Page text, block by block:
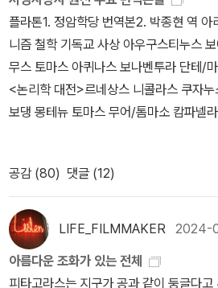
는 문제를 다룬다. 살비아티는 지렛대의
이 방향, 두께 방향, 폭 방향 각각에 추를
이며 그 비율은 얼마인지 살펴보고, 기둥
강도 변화가 어떤 수학적 법칙을 따르는
스로의 무게를 버틸 수 있는 한계 크기를
와, 그 길이를 세 배로 늘였을 때 작은 뼈
역할을 큰 동물의 몸에서 할 수 있도록,
이 그림을 보면, 큰 뼈는 길이와 굵기의 비
을 알 수 있어. ― 본문에서 실험과 수학으로 증명한 물체의 운동 법
칙 「셋째 날 토론」과 「넷째 날 토론」은 물체의 운동에 관한 이야기다.
플라톤1. 정암학당 번역본2. 박종현 역 아리스토텔레스 키케로 헬레
니즘 철학 기독교 사상 아우구스티누스 보에티우스 캔터베리의 안셀
무스 토마스 아퀴나스 보나벤투라 단테/마르실리우스 오캄의 윌리엄,
<논리학 대전>르네상스 니콜라스 쿠자누스마키아벨리 종교개혁 장
보댕 몽테뉴 토마스 무어/톰마소 캄파넬라 리처드 후커 데카르트 블
니츠 에드워드 기번 몽테스키외 장 자크 루소 토크빌 스코틀랜드 계
몽주의 칸트 버크/페인/맬서스 독일관념론 헤겔 요한 고트프리트 폰
헤르더 막스 슈티르너 콩도르세 철학적 급진주의 오귀스트 콩트 프루
공감 (80) 댓글 (12)
LIFE_FILMMAKER 2024-
아름다운 조화가 있는 전체
피타고라스는 지구가 공과 같이 둥글다